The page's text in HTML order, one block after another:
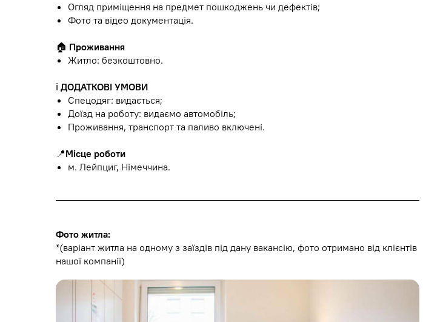
Огляд приміщення на предмет пошкоджень чи дефектів;
Фото та відео документація.
🏠 Проживання
Житло: безкоштовно.
ℹ️ ДОДАТКОВІ УМОВИ
Спецодяг: видається;
Доїзд на роботу: видаємо автомобіль;
Проживання, транспорт та паливо включені.
📍Місце роботи
м. Лейпциг, Німеччина.
Фото житла:
*(варіант житла на одному з заїздів під дану вакансію, фото отримано від клієнтів
нашої компанії)